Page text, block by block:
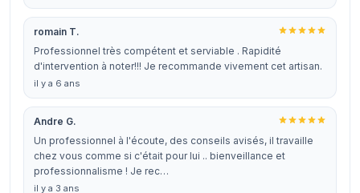
romain T.
Professionnel très compétent et serviable . Rapidité
d'intervention à noter!!! Je recommande vivement cet artisan.
il y a 6 ans
Andre G.
Un professionnel à l'écoute, des conseils avisés, il travaille
chez vous comme si c'était pour lui .. bienveillance et
professionnalisme ! Je rec…
il y a 3 ans